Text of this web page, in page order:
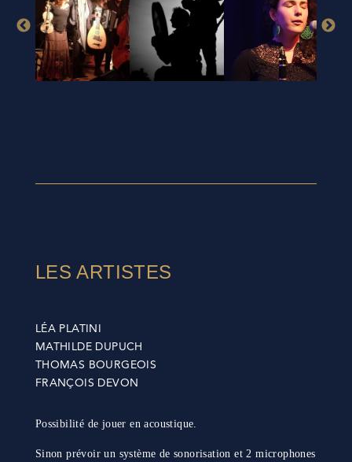
LES ARTISTES
LÉA PLATINI
MATHILDE DUPUCH
THOMAS BOURGEOIS
FRANÇOIS DEVON
Possibilité de jouer en acoustique.
Sinon prévoir un système de sonorisation et 2 microphones